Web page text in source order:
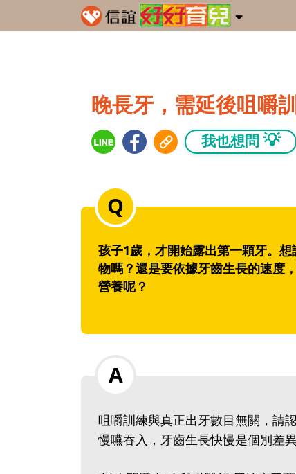
晚長牙，需延後咀嚼
我也想問 💡
孩子1歲，才開始露出第一顆牙。
物嗎？還是要依據牙齒生長的速度
營養呢？
咀嚼訓練與真正出牙數目無關，請
慢嚥吞入，牙齒生長快慢是個別差